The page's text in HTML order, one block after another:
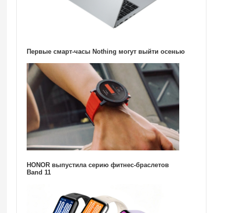
Первые смарт-часы Nothing могут выйти осенью
HONOR выпустила серию фитнес-браслетов
Band 11